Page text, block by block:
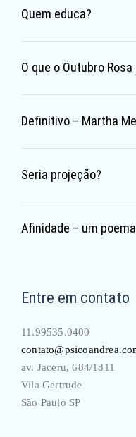
Quem educa?
O que o Outubro
Definitivo – Martha
Seria projeção?
Afinidade – um
Entre em contato
11.99535.0400
av. Jaceru, 684/1811
Vila Gertrude
São Paulo SP